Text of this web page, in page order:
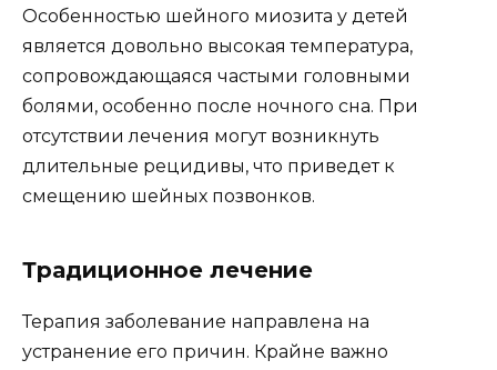
Особенностью шейного миозита у детей
является довольно высокая температура,
сопровождающаяся частыми головными
болями, особенно после ночного сна. При
отсутствии лечения могут возникнуть
длительные рецидивы, что приведет к
смещению шейных позвонков.
Традиционное лечение
Терапия заболевание направлена на
устранение его причин. Крайне важно